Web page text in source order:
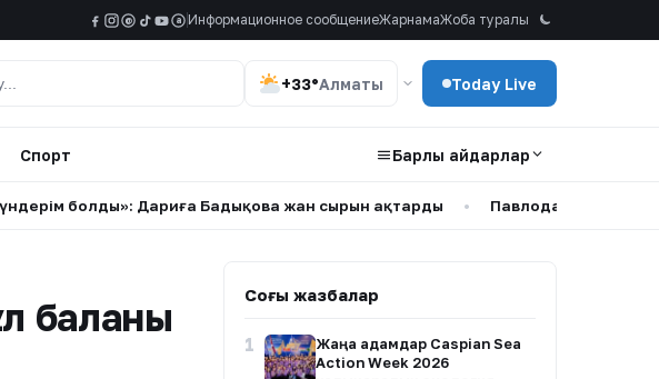
@ a Информационное сообщениеЖарнамаЖоба туралы
+33°Алматы Today Live
Спорт Барлық айдарлар
болды»: Дариға Бадықова жан сырын ақтарды • Павлодарда каналға
баланы
Соңғы жазбалар
1
Жаңа адамдар Caspian Sea
Action Week 2026